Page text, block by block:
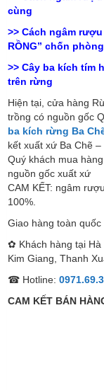
cùng
>> Cách ngâm
RỒNG” chốn
>> Cây ba kích tím
trên rừng
Hiện tại, cửa hàng
trồng có nguồn gốc
ba kích rừng Ba
kết xuất xứ Ba Chẽ –
Quý khách mua
nguồn gốc xuất xứ
CAM KẾT: ngâm
100%.
Giao hàng toàn
✿ Khách hàng tại Hà
Kim Giang, Thanh
☎ Hotline:
CAM KẾT BÁN